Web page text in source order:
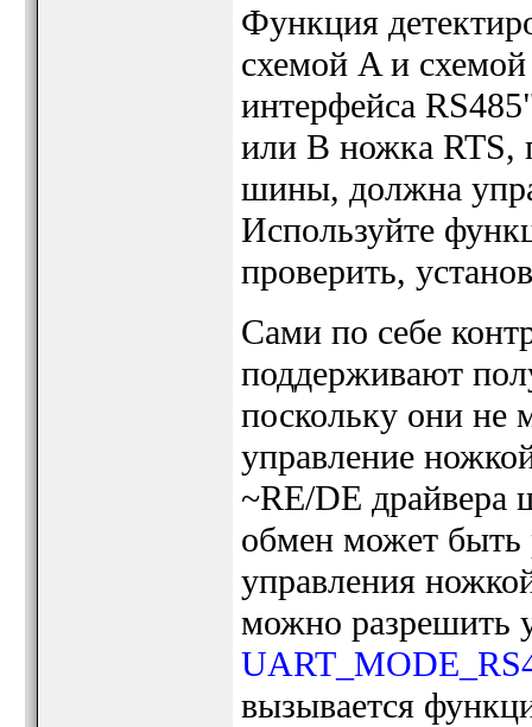
Функция
схемой A и
интерфейса
или B ножка RTS,
шины, должна
Используйте
проверить,
Сами по себе
поддерживают
поскольку они не
управление
~RE/DE драйвера
обмен может быть
управления
можно разрешить
вызывается